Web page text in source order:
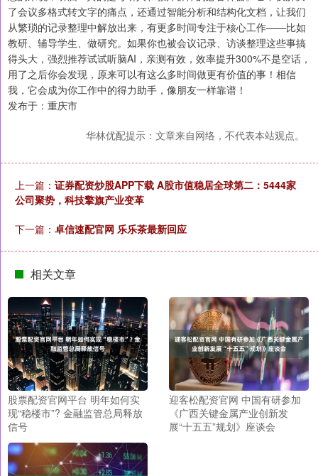
了会议多格式转文字的痛点，还通过智能分析和结构化文档，让我们
从繁琐的记录整理中解放出来，有更多时间专注于核心工作——比如
教研、辅导学生、做研究。如果你也被会议记录、访谈整理这些事搞
得头大，强烈推荐试试听脑AI，亲测有效，效率提升300%不是空话，
用了之后你会发现，原来可以有这么多时间做更有价值的事！相信
我，它会成为你工作中的得力助手，像朋友一样靠谱！
发布于：重庆市
华林优配提示：文章来自网络，不代表本站观点。
上一篇： 证券配资炒股APP下载 A股市值稳居全球第二：5444家
公司聚势，科技擎旗产业变革
下一篇： 卓信速配官网 乐乐茶最新回应
相关文章
股票配资官网平台 明年如何实
现“稳楼市”? 金融监管总局释放
信号
迎客松配资官网 中国有研参加
《广西关键金属产业创新发
展“十五五”规划》座谈会